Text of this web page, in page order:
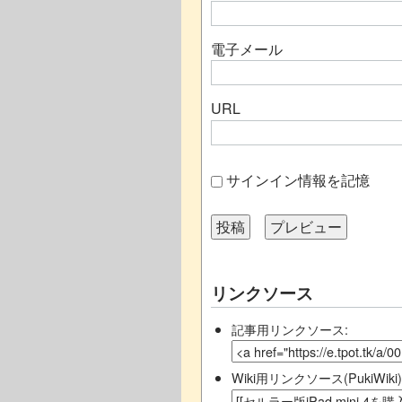
電子メール
URL
サインイン情報を記憶
リンクソース
記事用リンクソース:
Wiki用リンクソース